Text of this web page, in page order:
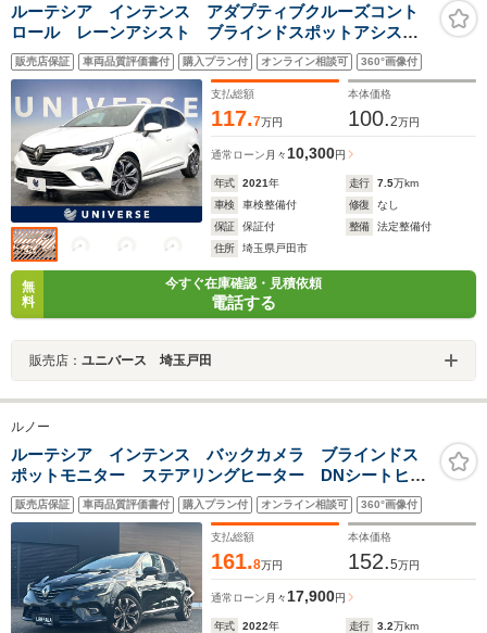
ルーテシア インテンス アダプティブクルーズコント
ロール レーンアシスト ブラインドスポットアシス
ト ステアリングヒーター バックカメラ クリアラン
スソナー LEDヘッドランプ 純正17インチAW 合皮・
ベロアコンビシート
販売店保証 車両品質評価書付 購入プラン付 オンライン相談可 360°画像付
支払総額
117.7万円
本体価格
100.2万円
通常ローン 月々 10,300円
年式 2021年 走行 7.5万km
車検
車検整備付 修復
なし
保証
保証付 整備
法定整備付
住所
埼玉県戸田市
無
料
今すぐ在庫確認・見積依頼
電話する
販売店： ユニバース 埼玉戸田
ルノー
ルーテシア インテンス バックカメラ ブラインドス
ポットモニター ステアリングヒーター DNシートヒー
ター ドライブレコーダー レザーシート
AppleCaply オートワイパー ETC 純正17インチアル
ミホイール
販売店保証 車両品質評価書付 購入プラン付 オンライン相談可 360°画像付
支払総額
161.8万円
本体価格
152.5万円
通常ローン 月々 17,900円
年式 2022年 走行 3.2万km